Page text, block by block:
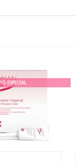
ESPECIAL